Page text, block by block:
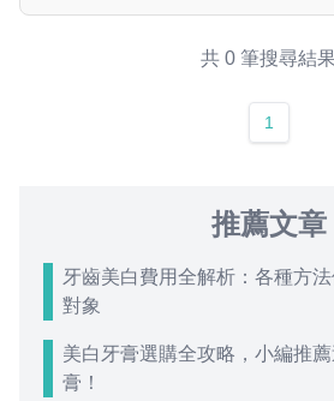
共 0 筆搜尋結
1
推薦文章
牙齒美白費用全解析：各種方
對象
美白牙膏選購全攻略，小編推
膏！